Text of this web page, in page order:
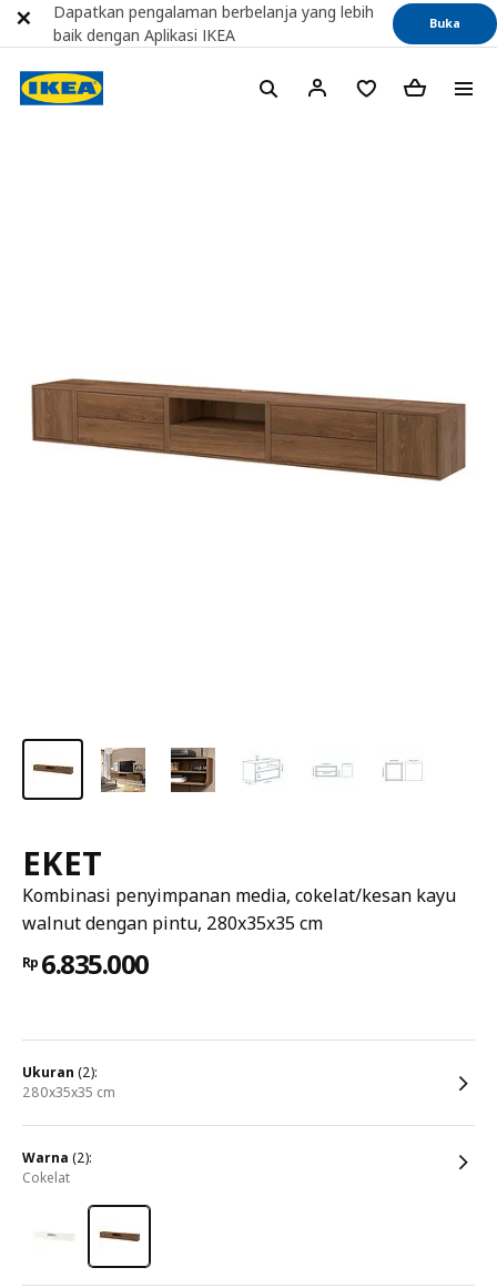
EKET
Kombinasi penyimpanan media, cokelat/kesan kayu
walnut dengan pintu, 280x35x35 cm
Rp 6.835.000
ukuran (2):
280x35x35 cm
warna (2):
cokelat
Dapatkan pengalaman berbelanja yang lebih
baik dengan Aplikasi IKEA
Buka